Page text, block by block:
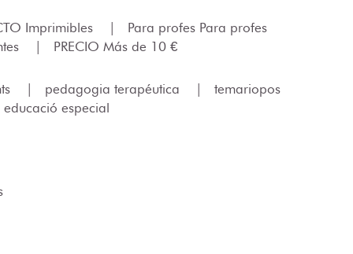
Imprimibles
Para profes Para profes
PRECIO Más de 10 €
pedagogia terapéutica
temariopos
educació especial